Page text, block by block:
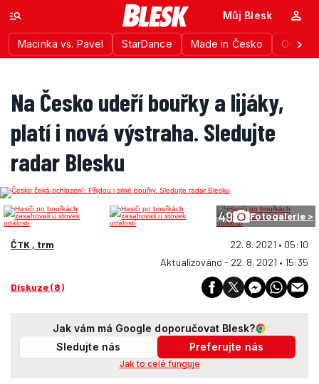
Macinka vs. Pavel StarDance Made in Česko
Můj Blesk
Na Česko udeří bouřky a lijáky,
platí i nová výstraha. Sledujte
radar Blesku
49 Fotogalerie >
ČTK , trm
22. 8. 2021 • 05:10
Aktualizováno - 22. 8. 2021 • 15:35
Diskuze (8)
Jak vám má Google doporučovat Blesk?
Sledujte nás
Preferujte nás
Jak to celé funguje